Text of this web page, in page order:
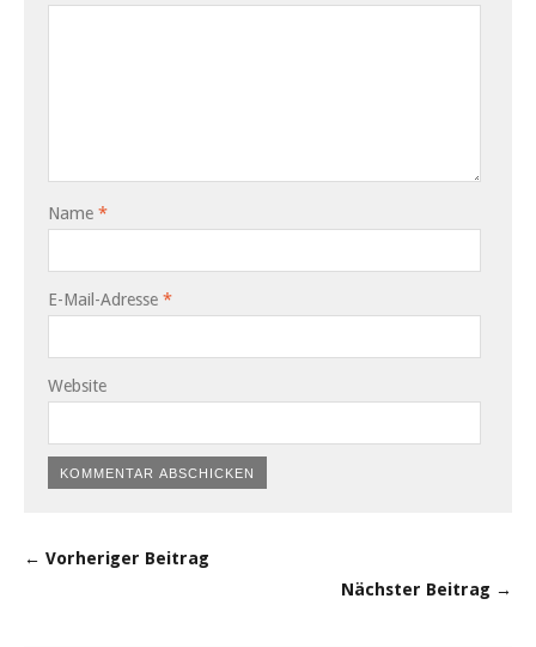
Name *
E-Mail-Adresse *
Website
← Vorheriger Beitrag
Nächster Beitrag →